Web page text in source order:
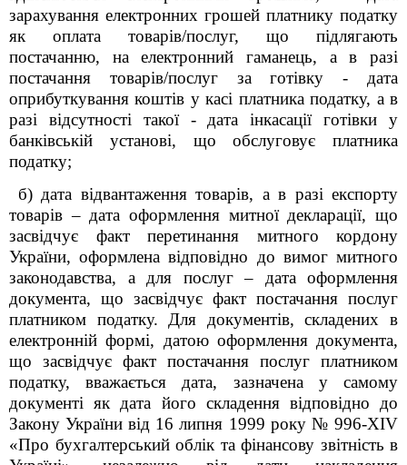
зарахування електронних грошей платнику податку
як оплата товарів/послуг, що підлягають
постачанню, на електронний гаманець, а в разі
постачання товарів/послуг за готівку - дата
оприбуткування коштів у касі платника податку, а в
разі відсутності такої - дата інкасації готівки у
банківській установі, що обслуговує платника
податку;
б) дата відвантаження товарів, а в разі експорту
товарів – дата оформлення митної декларації, що
засвідчує факт перетинання митного кордону
України, оформлена відповідно до вимог митного
законодавства, а для послуг – дата оформлення
документа, що засвідчує факт постачання послуг
платником податку. Для документів, складених в
електронній формі, датою оформлення документа,
що засвідчує факт постачання послуг платником
податку, вважається дата, зазначена у самому
документі як дата його складення відповідно до
Закону України від 16 липня 1999 року № 996-ХІV
«Про бухгалтерський облік та фінансову звітність в